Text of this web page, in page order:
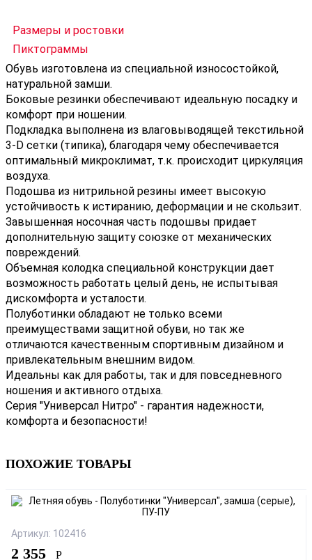
Размеры и ростовки
Пиктограммы
Обувь изготовлена из специальной износостойкой,
натуральной замши.
Боковые резинки обеспечивают идеальную посадку и
комфорт при ношении.
Подкладка выполнена из влаговыводящей текстильной
3-D сетки (типика), благодаря чему обеспечивается
оптимальный микроклимат, т.к. происходит циркуляция
воздуха.
Подошва из нитрильной резины имеет высокую
устойчивость к истиранию, деформации и не скользит.
Завышенная носочная часть подошвы придает
дополнительную защиту союзке от механических
повреждений.
Объемная колодка специальной конструкции дает
возможность работать целый день, не испытывая
дискомфорта и усталости.
Полуботинки обладают не только всеми
преимуществами защитной обуви, но так же
отличаются качественным спортивным дизайном и
привлекательным внешним видом.
Идеальны как для работы, так и для повседневного
ношения и активного отдыха.
Серия "Универсал Нитро" - гарантия надежности,
комфорта и безопасности!
ПОХОЖИЕ ТОВАРЫ
Артикул: 102416
2 355 Р